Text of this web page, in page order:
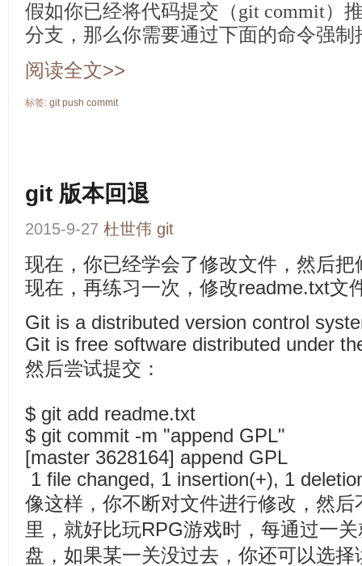
假如你已经将代码提交（git commit）
分支，那么你需要通过下面的命令强
阅读全文>>
标签: git push commit
git 版本回退
2015-9-27 杜世伟 git
现在，你已经学会了修改文件，然后
现在，再练习一次，修改readme.txt文
Git is a distributed version control
Git is free software distributed under
然后尝试提交：
$ git add readme.txt
$ git commit -m "append GPL"
[master 3628164] append GPL
1 file changed, 1 insertion(+), 1
像这样，你不断对文件进行修改，然
里，就好比玩RPG游戏时，每通过一
盘，如果某一关没过去，你还可以选